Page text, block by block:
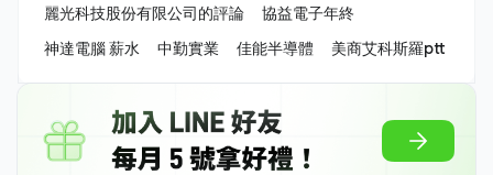
麗光科技股份有限公司的評論
協益電子年終
神達電腦 薪水
中勤實業 佳能半導體 美商艾科斯羅ptt